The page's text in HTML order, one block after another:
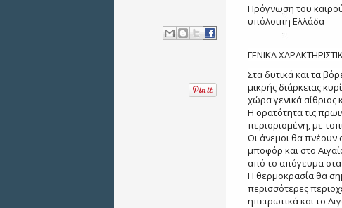
Πρόγνωση του
υπόλοιπη Ελλάδα
ΓΕΝΙΚΑ
Στα δυτικά και τα
μικρής διάρκειας
χώρα γενικά αίθριος
Η ορατότητα τις
περιορισμένη, με
Οι άνεμοι θα πνέουν
μποφόρ και στο
από το απόγευμα στα
Η θερμοκρασία θα
περισσότερες
ηπειρωτικά και το